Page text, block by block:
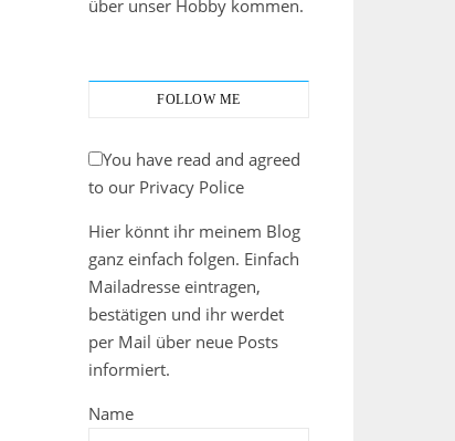
über unser Hobby kommen.
FOLLOW ME
You have read and agreed
to our Privacy Police
Hier könnt ihr meinem Blog
ganz einfach folgen. Einfach
Mailadresse eintragen,
bestätigen und ihr werdet
per Mail über neue Posts
informiert.
Name